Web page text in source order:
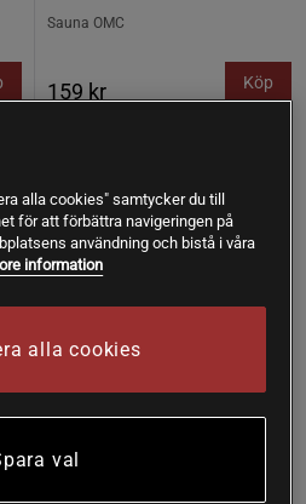
Sauna OMC
159 kr Köp
alla cookies" samtycker du till
för att förbättra navigeringen på
användning och bistå i våra
information
alla cookies
val